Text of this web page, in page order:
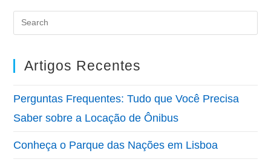
Artigos Recentes
Perguntas Frequentes: Tudo que Você Precisa
Saber sobre a Locação de Ônibus
Conheça o Parque das Nações em Lisboa